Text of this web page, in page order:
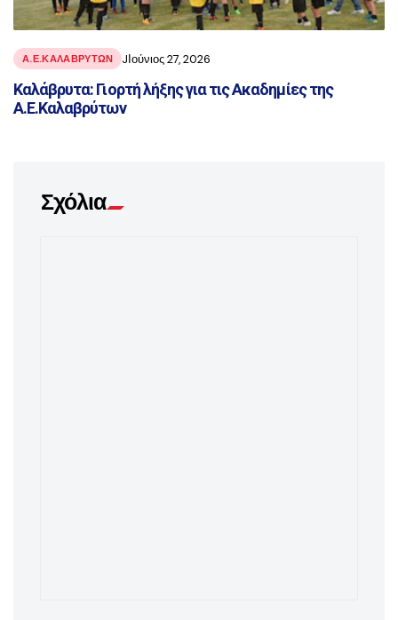
Α.Ε.ΚΑΛΑΒΡΥΤΩΝ JΙούνιος 27, 2026
Καλάβρυτα: Γιορτή λήξης για τις Ακαδημίες της
Α.Ε.Καλαβρύτων
Σχόλια